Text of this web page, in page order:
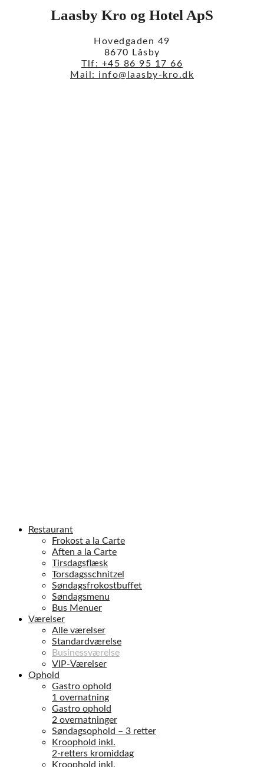
Laasby Kro og Hotel ApS
Hovedgaden 49
8670 Låsby
Tlf: +45 86 95 17 66
Mail: info@laasby-kro.dk
Restaurant
Frokost a la Carte
Aften a la Carte
Tirsdagsflæsk
Torsdagsschnitzel
Søndagsfrokostbuffet
Søndagsmenu
Bus Menuer
Værelser
Alle værelser
Standardværelse
Businessværelse
VIP-Værelser
Ophold
Gastro ophold
1 overnatning
Gastro ophold
2 overnatninger
Søndagsophold – 3 retter
Kroophold inkl.
2-retters kromiddag
Kroophold inkl.